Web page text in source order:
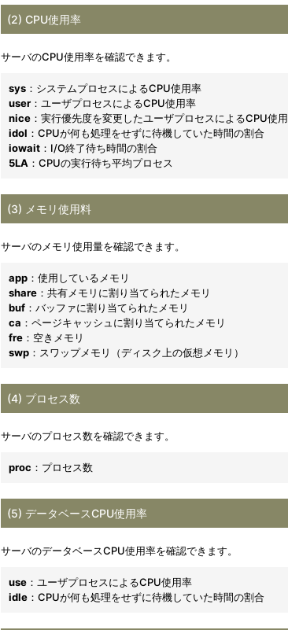
(2) CPU使用率
サーバのCPU使用率を確認できます。
sys ：システムプロセスによるCPU使用率
user ：ユーザプロセスによるCPU使用率
nice ：実行優先度を変更したユーザプロセスによるCPU使
idol ：CPUが何も処理をせずに待機していた時間の割合
iowait ：I/O終了待ち時間の割合
5LA ：CPUの実行待ち平均プロセス
(3) メモリ使用料
サーバのメモリ使用量を確認できます。
app ：使用しているメモリ
share ：共有メモリに割り当てられたメモリ
buf ：バッファに割り当てられたメモリ
ca ：ページキャッシュに割り当てられたメモリ
fre ：空きメモリ
swp ：スワップメモリ（ディスク上の仮想メモリ）
(4) プロセス数
サーバのプロセス数を確認できます。
proc ：プロセス数
(5) データベースCPU使用率
サーバのデータベースCPU使用率を確認できます。
use ：ユーザプロセスによるCPU使用率
idle ：CPUが何も処理をせずに待機していた時間の割合